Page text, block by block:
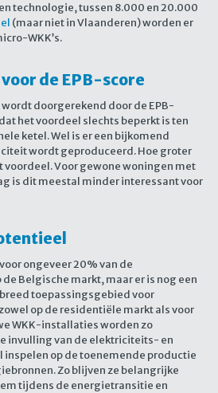
technologie, tussen 8.000 en 20.000
(maar niet in Vlaanderen) worden er
WKK’s.
de EPB-score
doorgerekend door de EPB-
het voordeel slechts beperkt is ten
ketel. Wel is er een bijkomend
wordt geproduceerd. Hoe groter
voordeel. Voor gewone woningen met
is dit meestal minder interessant voor
ongeveer 20% van de
Belgische markt, maar er is nog een
toepassingsgebied voor
op de residentiële markt als voor
WKK-installaties worden zo
invulling van de elektriciteits- en
op de toenemende productie
Zo blijven ze belangrijke
tijdens de energietransitie en